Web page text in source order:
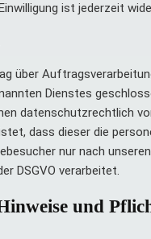
ist jederzeit
über
Dienstes
datenschutzrechtlich
dass dieser die
nur nach
DSGVO verarbeitet.
und